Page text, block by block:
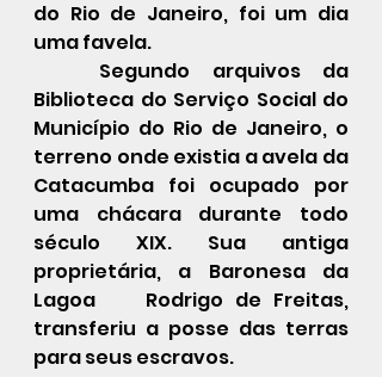
do Rio de Janeiro, foi um dia
uma favela.
Biblioteca do Serviço Social do
Município do Rio de Janeiro, o
terreno onde existia a avela da
Catacumba foi ocupado por
uma chácara durante todo
século XIX. Sua antiga
proprietária, a Baronesa da
Lagoa 	Rodrigo de Freitas,
transferiu a posse das terras
para seus escravos.